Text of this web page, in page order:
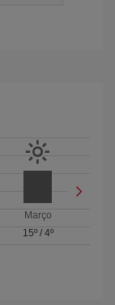
Março
15º/ 4º